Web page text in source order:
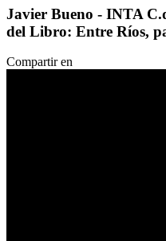
Javier Bueno - INTA
del Libro: Entre Ríos,
Compartir en